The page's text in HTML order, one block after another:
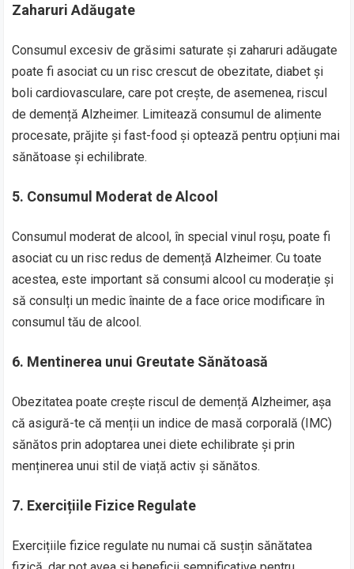
Zaharuri Adăugate
Consumul excesiv de grăsimi saturate și zaharuri adăugate
poate fi asociat cu un risc crescut de obezitate, diabet și
boli cardiovasculare, care pot crește, de asemenea, riscul
de demență Alzheimer. Limitează consumul de alimente
procesate, prăjite și fast-food și optează pentru opțiuni mai
sănătoase și echilibrate.
5. Consumul Moderat de Alcool
Consumul moderat de alcool, în special vinul roșu, poate fi
asociat cu un risc redus de demență Alzheimer. Cu toate
acestea, este important să consumi alcool cu moderație și
să consulți un medic înainte de a face orice modificare în
consumul tău de alcool.
6. Mentinerea unui Greutate Sănătoasă
Obezitatea poate crește riscul de demență Alzheimer, așa
că asigură-te că menții un indice de masă corporală (IMC)
sănătos prin adoptarea unei diete echilibrate și prin
menținerea unui stil de viață activ și sănătos.
7. Exercițiile Fizice Regulate
Exercițiile fizice regulate nu numai că susțin sănătatea